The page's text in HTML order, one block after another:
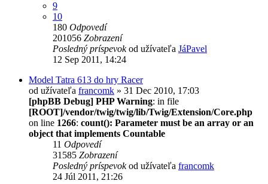
9
10
180 Odpovedí
201056 Zobrazení
Posledný príspevokod užívateľa JáPavel
12 Sep 2011, 14:24
Model Tatra 613 do hry Racer
od užívateľa francomk » 31 Dec 2010, 17:03
[phpBB Debug] PHP Warning: in file
[ROOT]/vendor/twig/twig/lib/Twig/Extension/Core.php
on line 1266: count(): Parameter must be an array or an
object that implements Countable
11 Odpovedí
31585 Zobrazení
Posledný príspevokod užívateľa francomk
24 Júl 2011, 21:26